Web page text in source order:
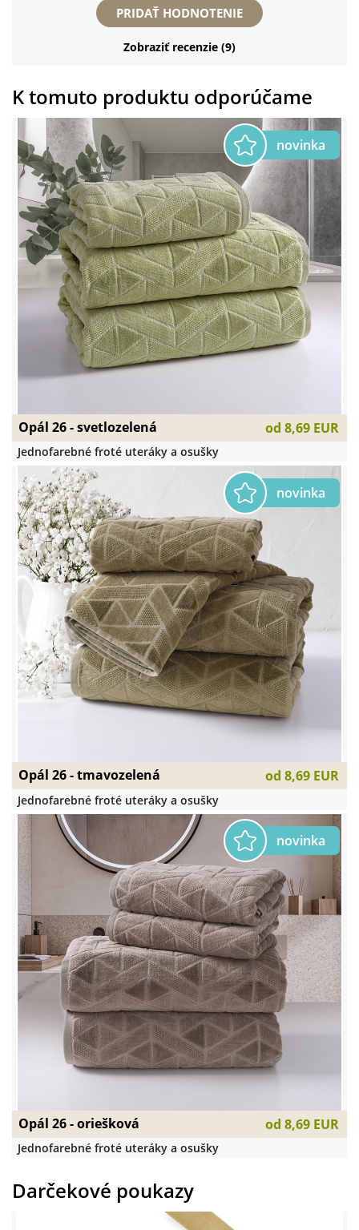
PRIDAŤ HODNOTENIE
Zobraziť recenzie (9)
Opál 26 - svetlozelená od 8,69 EUR
Jednofarebné froté uteráky a osušky
Opál 26 - tmavozelená od 8,69 EUR
Jednofarebné froté uteráky a osušky
Opál 26 - oriešková od 8,69 EUR
Jednofarebné froté uteráky a osušky
K tomuto produktu odporúčame
Darčekové poukazy